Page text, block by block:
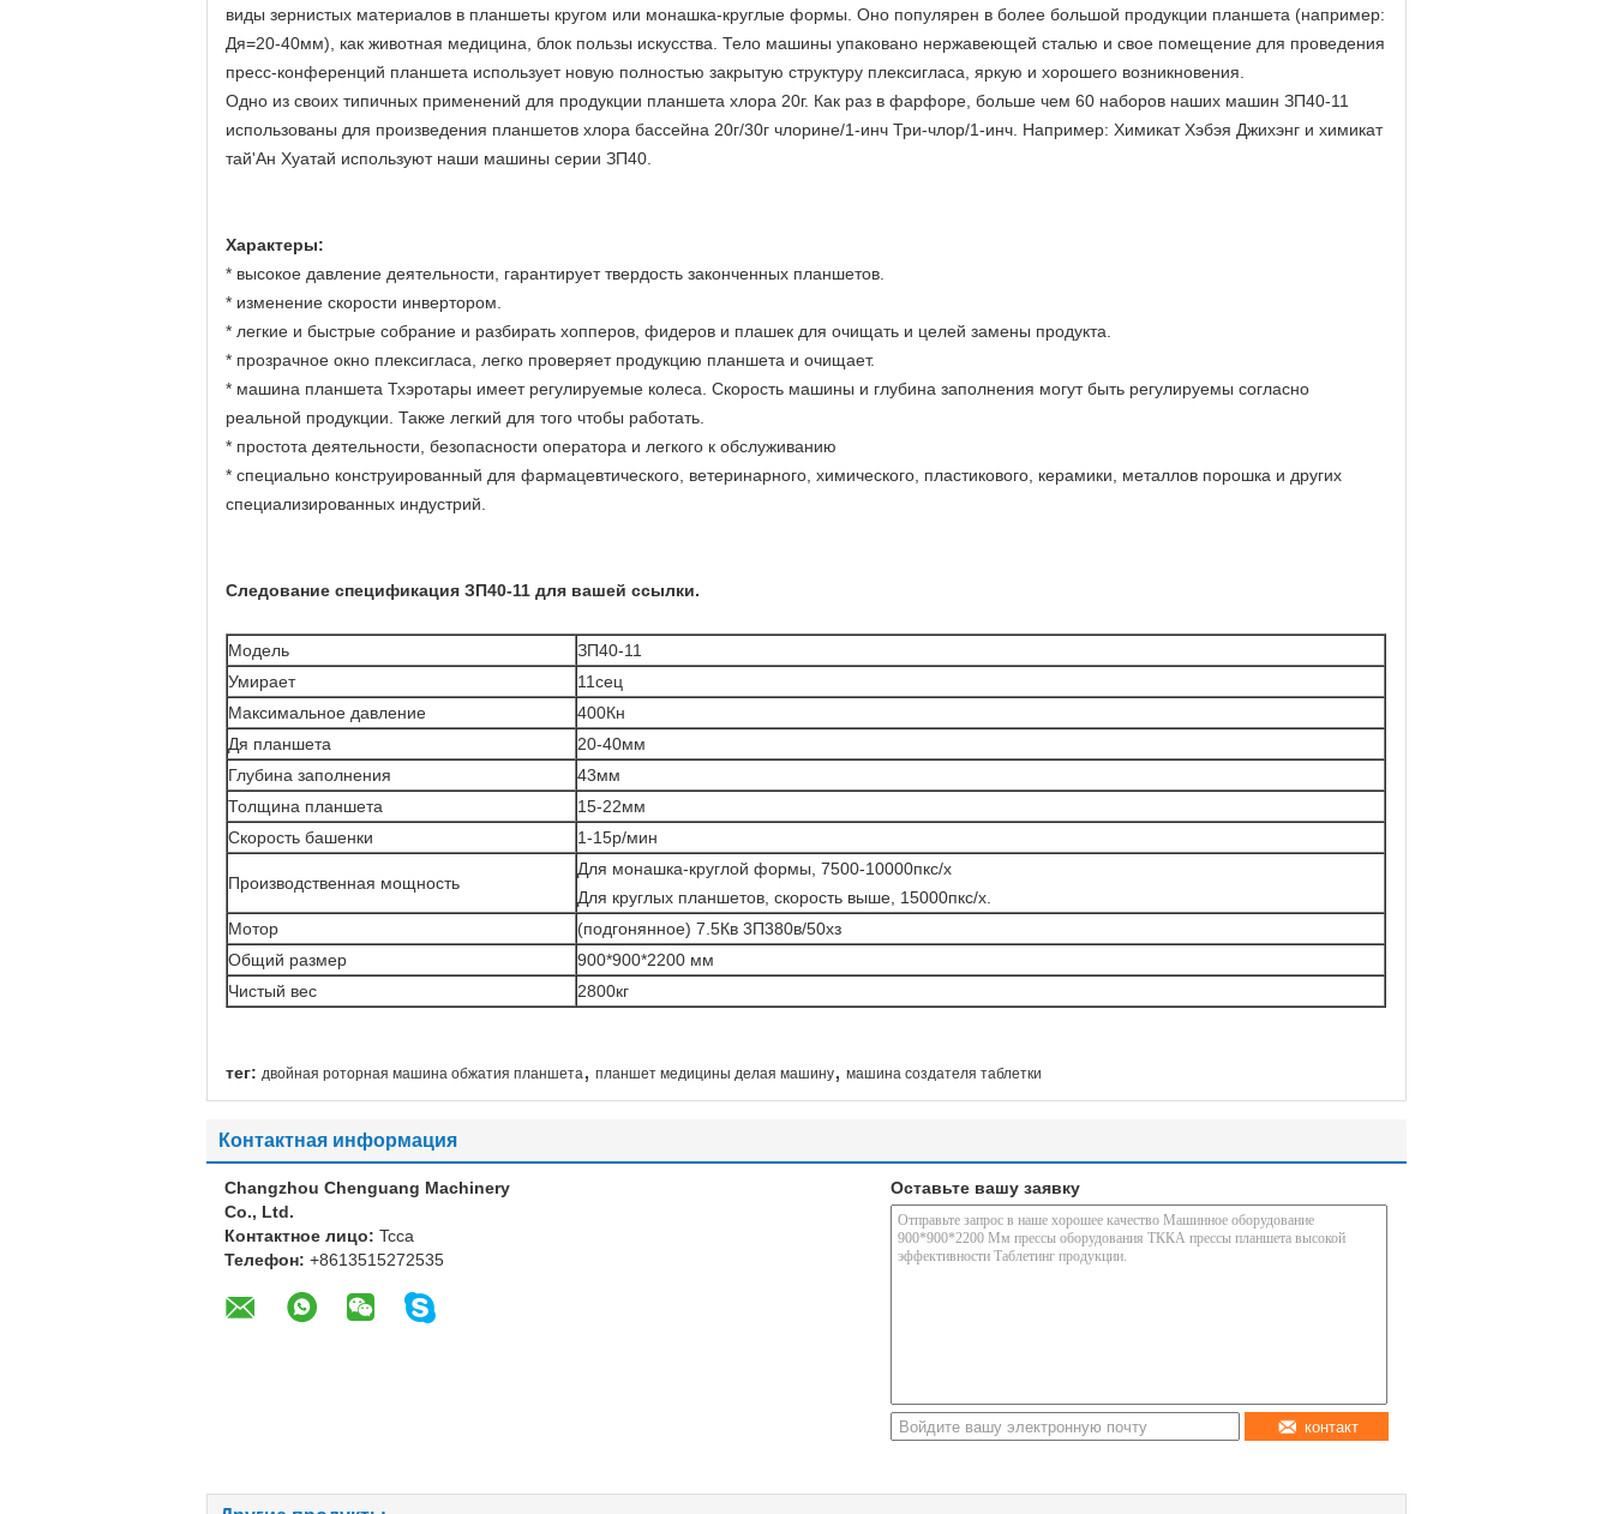
виды зернистых материалов в планшеты кругом или монашка-круглые формы. Оно популярен в более большой продукции планшета (например:
Дя=20-40мм), как животная медицина, блок пользы искусства. Тело машины упаковано нержавеющей сталью и свое помещение для проведения
пресс-конференций планшета использует новую полностью закрытую структуру плексигласа, яркую и хорошего возникновения.
Одно из своих типичных применений для продукции планшета хлора 20г. Как раз в фарфоре, больше чем 60 наборов наших машин ЗП40-11
использованы для произведения планшетов хлора бассейна 20г/30г члорине/1-инч Три-члор/1-инч. Например: Химикат Хэбэя Джихэнг и химикат
тай'Ан Хуатай используют наши машины серии ЗП40.
Характеры:
* высокое давление деятельности, гарантирует твердость законченных планшетов.
* изменение скорости инвертором.
* легкие и быстрые собрание и разбирать хопперов, фидеров и плашек для очищать и целей замены продукта.
* прозрачное окно плексигласа, легко проверяет продукцию планшета и очищает.
* машина планшета Тхэротары имеет регулируемые колеса. Скорость машины и глубина заполнения могут быть регулируемы согласно
реальной продукции. Также легкий для того чтобы работать.
* простота деятельности, безопасности оператора и легкого к обслуживанию
* специально конструированный для фармацевтического, ветеринарного, химического, пластикового, керамики, металлов порошка и других
специализированных индустрий.
Следование спецификация ЗП40-11 для вашей ссылки.
Модель
ЗП40-11
Умирает
11сец
Максимальное давление
400Кн
Дя планшета
20-40мм
Глубина заполнения
43мм
Толщина планшета
15-22мм
Скорость башенки
1-15р/мин
Производственная мощность
Для монашка-круглой формы, 7500-10000пкс/х
Для круглых планшетов, скорость выше, 15000пкс/х.
Мотор
(подгонянное) 7.5Кв 3П380в/50хз
Общий размер
900*900*2200 мм
Чистый вес
2800кг
тег: двойная роторная машина обжатия планшета, планшет медицины делая машину, машина создателя таблетки
Контактная информация
Changzhou Chenguang Machinery
Co., Ltd.
Контактное лицо: Tcca
Телефон: +8613515272535
Оставьте вашу заявку
контакт